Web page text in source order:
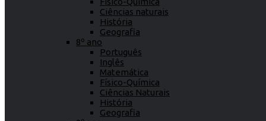
Ciências naturais
História
Geografia
8º ano
Português
Inglês
Matemática
Físico-Química
Ciências Naturais
História
Geografia